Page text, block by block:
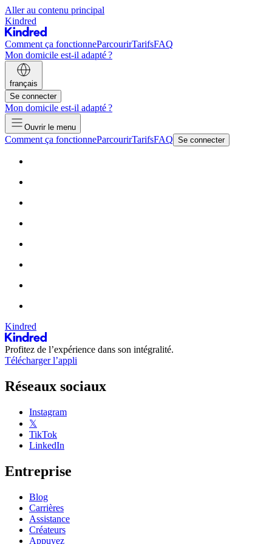
Aller au contenu principal
Kindred
Comment ça fonctionneParcourirTarifsFAQ
Mon domicile est-il adapté ?
français
Se connecter
Mon domicile est-il adapté ?
Ouvrir le menu
Comment ça fonctionneParcourirTarifsFAQ Se connecter
Kindred
Profitez de l’expérience dans son intégralité.
Télécharger l’appli
Réseaux sociaux
Instagram
𝕏
TikTok
LinkedIn
Entreprise
Blog
Carrières
Assistance
Créateurs
Appuyez